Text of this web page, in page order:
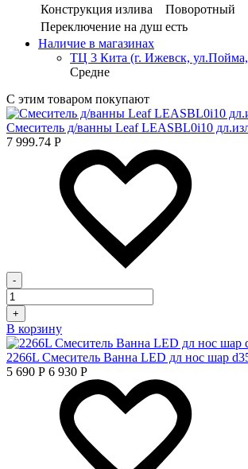
Конструкция излива
Поворотный
Переключение на душ есть
Наличие в магазинах
ТЦ 3 Кита (г. Ижевск,
Средне
С этим товаром покупают
Смеситель д/ванны Leaf LEASBL0i10
7 999.74 Р
-
+
В корзину
2266L Смеситель Ванна LED дл нос шар
5 690 Р 6 930 Р